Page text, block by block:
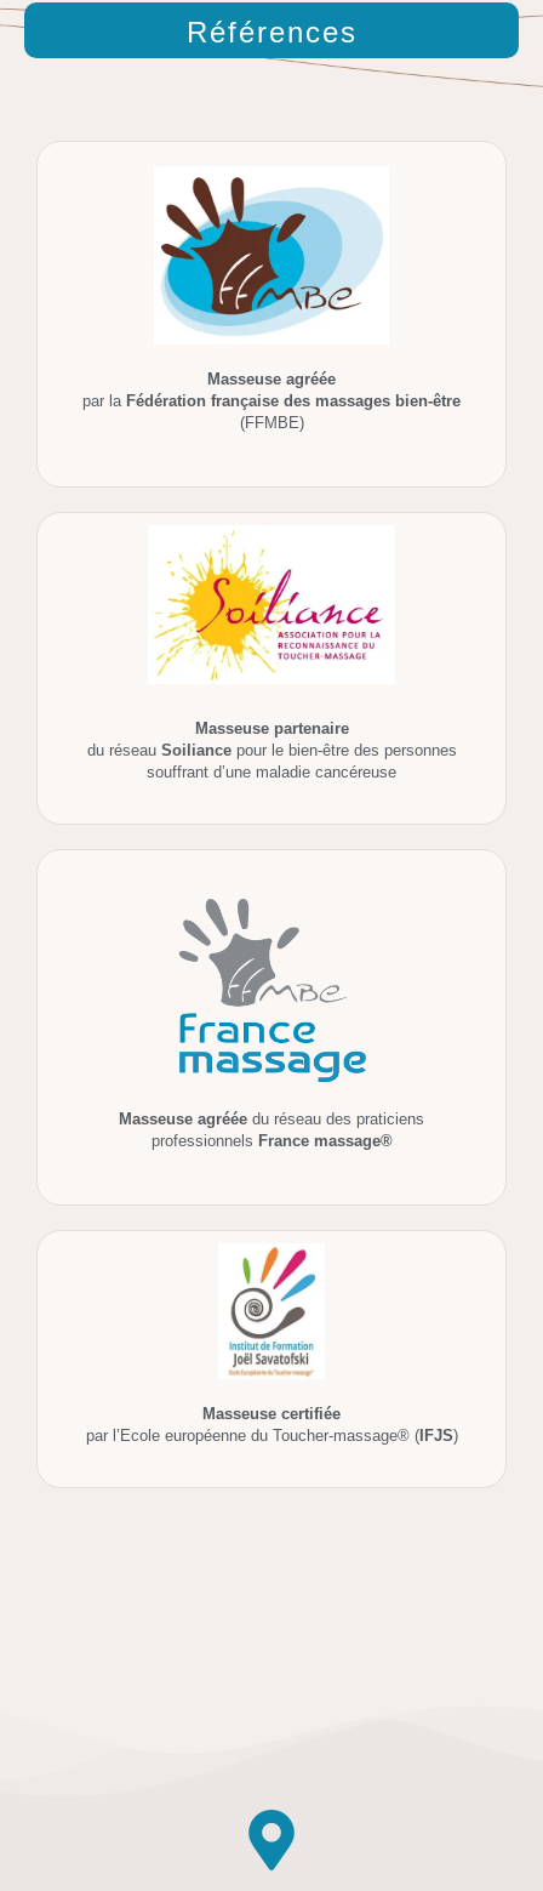
Références
Masseuse certifiée
par l’Ecole européenne du Toucher-massage® (IFJS)
Masseuse agréée du réseau des praticiens
professionnels France massage®
Masseuse partenaire
du réseau Soiliancepour le bien-être des personnes
souffrant d’une maladie cancéreuse
Masseuse agréée
par la Fédération française des massages bien-être
(FFMBE)